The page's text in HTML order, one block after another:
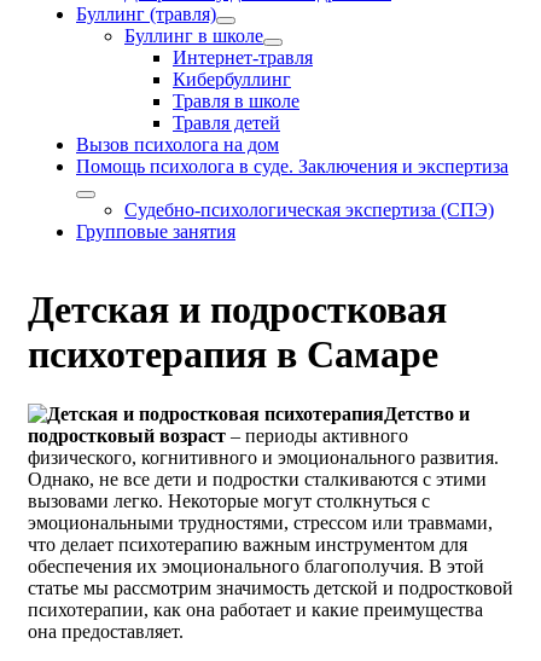
Буллинг (травля)
Буллинг в школе
Интернет-травля
Кибербуллинг
Травля в школе
Травля детей
Вызов психолога на дом
Помощь психолога в суде. Заключения и экспертиза
Судебно-психологическая экспертиза (СПЭ)
Групповые занятия
Детская и подростковая
психотерапия в Самаре
Детство и
подростковый возраст – периоды активного
физического, когнитивного и эмоционального развития.
Однако, не все дети и подростки сталкиваются с этими
вызовами легко. Некоторые могут столкнуться с
эмоциональными трудностями, стрессом или травмами,
что делает психотерапию важным инструментом для
обеспечения их эмоционального благополучия. В этой
статье мы рассмотрим значимость детской и подростковой
психотерапии, как она работает и какие преимущества
она предоставляет.